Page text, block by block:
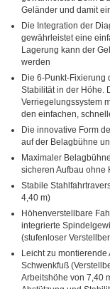
Geländer und damit
Die Integration der
gewährleistet eine
Lagerung kann der
werden
Die 6-Punkt-Fixierung
Stabilität in der Höhe.
Verriegelungssystem
den einfachen,
Die innovative Form
auf der Belagbühne
Maximaler
sicheren Aufbau ohne
Stabile
4,40 m)
Höhenverstellbare
integrierte
(stufenloser
Leicht zu
Schwenkfuß
Arbeitshöhe von 7,40